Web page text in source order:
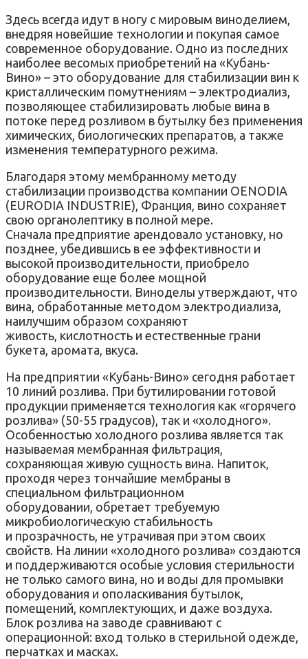
Здесь всегда идут в ногу с мировым виноделием,
внедряя новейшие технологии и покупая самое
современное оборудование. Одно из последних
наиболее весомых приобретений на «Кубань-
Вино» – это оборудование для стабилизации вин к
кристаллическим помутнениям – электродиализ,
позволяющее стабилизировать любые вина в
потоке перед розливом в бутылку без применения
химических, биологических препаратов, а также
изменения температурного режима.
Благодаря этому мембранному методу
стабилизации производства компании OENODIA
(EURODIA INDUSTRIE), Франция, вино сохраняет
свою органолептику в полной мере.
Сначала предприятие арендовало установку, но
позднее, убедившись в ее эффективности и
высокой производительности, приобрело
оборудование еще более мощной
производительности. Виноделы утверждают, что
вина, обработанные методом электродиализа,
наилучшим образом сохраняют
живость, кислотность и естественные грани
букета, аромата, вкуса.
На предприятии «Кубань-Вино» сегодня работает
10 линий розлива. При бутилировании готовой
продукции применяется технология как «горячего
розлива» (50-55 градусов), так и «холодного».
Особенностью холодного розлива является так
называемая мембранная фильтрация,
сохраняющая живую сущность вина. Напиток,
проходя через тончайшие мембраны в
специальном фильтрационном
оборудовании, обретает требуемую
микробиологическую стабильность
и прозрачность, не утрачивая при этом своих
свойств. На линии «холодного розлива» создаются
и поддерживаются особые условия стерильности
не только самого вина, но и воды для промывки
оборудования и ополаскивания бутылок,
помещений, комплектующих, и даже воздуха.
Блок розлива на заводе сравнивают с
операционной: вход только в стерильной одежде,
перчатках и масках.